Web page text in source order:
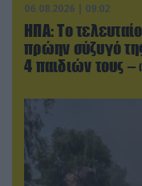
06.08.2026 | 09:02
ΗΠΑ: Το
πρώην σύζυγό
4 παιδιών τους –